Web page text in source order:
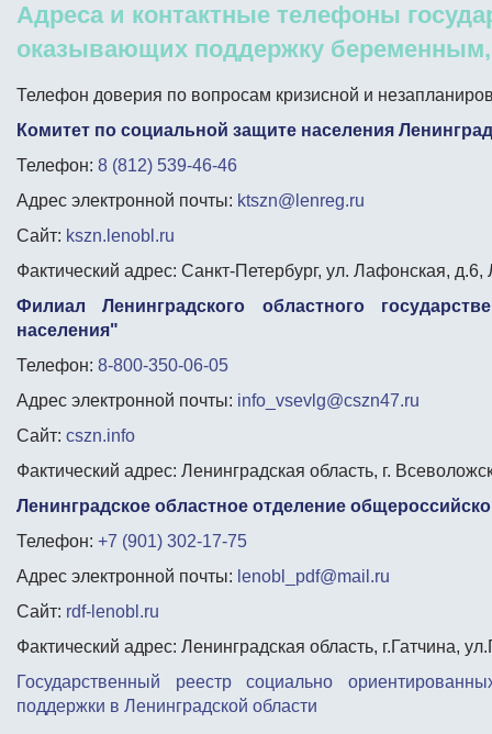
Адреса и контактные телефоны
оказывающих поддержку
Телефон доверия по вопросам кризисной и
Комитет по социальной защите населения
Телефон: 8 (812) 539-46-46
Адрес электронной почты: ktszn@lenreg.ru
Сайт: kszn.lenobl.ru
Фактический адрес: Санкт-Петербург, ул. Лафонская, д.6,
Филиал Ленинградского областного
населения"
Телефон: 8-800-350-06-05
Адрес электронной почты: info_vsevlg@cszn47.ru
Сайт: cszn.info
Фактический адрес: Ленинградская область, г.
Ленинградское областное отделение
Телефон: +7 (901) 302-17-75
Адрес электронной почты: lenobl_pdf@mail.ru
Сайт: rdf-lenobl.ru
Фактический адрес: Ленинградская область, г.Гатчина,
Государственный реестр социально
поддержки в Ленинградской области